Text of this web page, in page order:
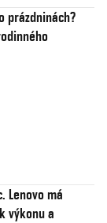
prázdninách?
Lenovo má
výkonu a